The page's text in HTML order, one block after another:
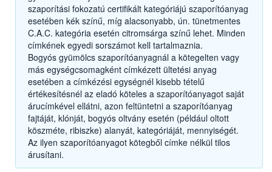
szaporítási fokozatú certifikált kategóriájú szaporítóanyag
esetében kék színű, míg alacsonyabb, ún. tünetmentes
C.A.C. kategória esetén citromsárga színű lehet. Minden
címkének egyedi sorszámot kell tartalmaznia.
Bogyós gyümölcs szaporítóanyagnál a kötegelten vagy
más egységcsomagként címkézett ültetési anyag
esetében a címkézési egységnél kisebb tételű
értékesítésnél az eladó köteles a szaporítóanyagot saját
árucímkével ellátni, azon feltüntetni a szaporítóanyag
fajtáját, klónját, bogyós oltvány esetén (például oltott
köszméte, ribiszke) alanyát, kategóriáját, mennyiségét.
Az ilyen szaporítóanyagot kötegből címke nélkül tilos
árusítani.